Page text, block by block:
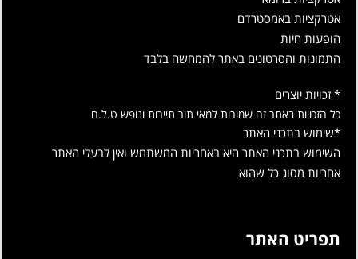
אטרקציות באמסטרדם
הופעות חיות
התמונות והסרטונים באתר להמחשה בלבד
* זכויות יוצרים
כל הזכויות באתר זה שמורות למאי תור תיירות ונופש ט.ל.ח
*שימוש בתכני האתר
השימוש בתכני האתר היא באחריות המשתמש ואין לבעלי האתר
אחריות מסוג כל שהוא
תפריט האתר